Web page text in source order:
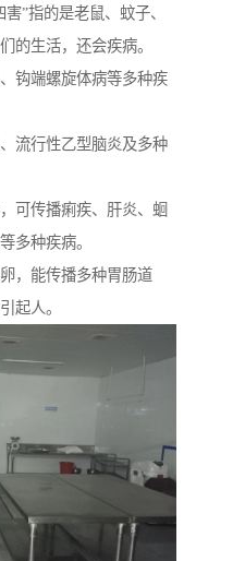
”指的是老鼠、蚊子、
的生活，还会疾病。
钩端螺旋体病等多种疾
流行性乙型脑炎及多种
可传播痢疾、肝炎、蛔
多种疾病。
，能传播多种胃肠道
起人。